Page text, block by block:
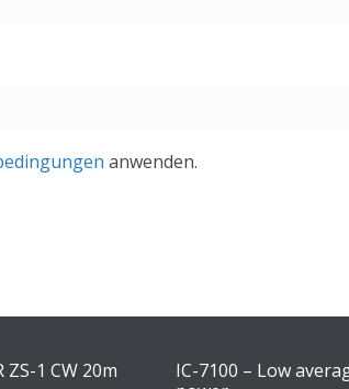
anwenden.
ZS-1 CW 20m
IC-7100 – Low